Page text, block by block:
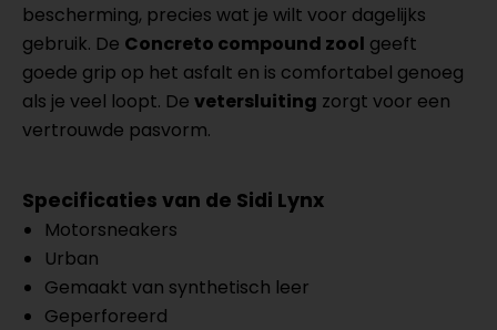
bescherming, precies wat je wilt voor dagelijks
gebruik. De Concreto compound zool geeft
goede grip op het asfalt en is comfortabel genoeg
als je veel loopt. De vetersluiting zorgt voor een
vertrouwde pasvorm.
Specificaties van de Sidi Lynx
Motorsneakers
Urban
Gemaakt van synthetisch leer
Geperforeerd